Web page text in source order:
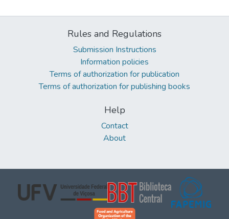
Rules and Regulations
Submission Instructions
Information policies
Terms of authorization for publication
Terms of authorization for publishing books
Help
Contact
About